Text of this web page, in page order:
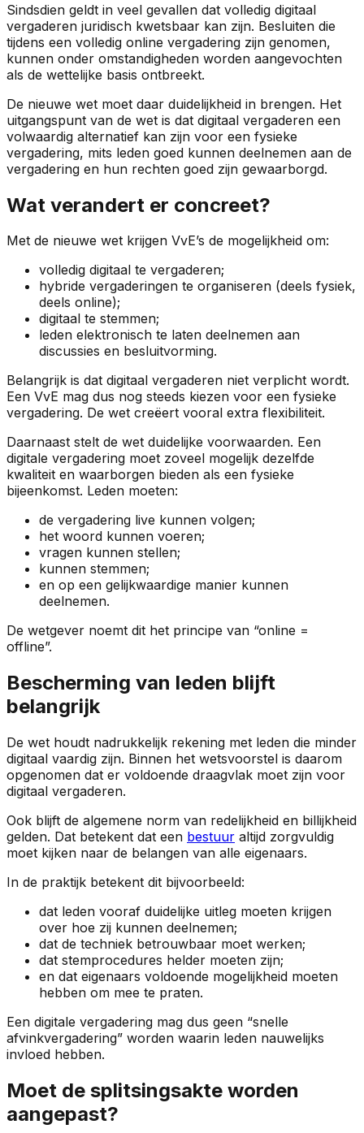
Sindsdien geldt in veel gevallen dat volledig digitaal
vergaderen juridisch kwetsbaar kan zijn. Besluiten die
tijdens een volledig online vergadering zijn genomen,
kunnen onder omstandigheden worden aangevochten
als de wettelijke basis ontbreekt.
De nieuwe wet moet daar duidelijkheid in brengen. Het
uitgangspunt van de wet is dat digitaal vergaderen een
volwaardig alternatief kan zijn voor een fysieke
vergadering, mits leden goed kunnen deelnemen aan de
vergadering en hun rechten goed zijn gewaarborgd.
Wat verandert er concreet?
Met de nieuwe wet krijgen VvE’s de mogelijkheid om:
volledig digitaal te vergaderen;
hybride vergaderingen te organiseren (deels fysiek,
deels online);
digitaal te stemmen;
leden elektronisch te laten deelnemen aan
discussies en besluitvorming.
Belangrijk is dat digitaal vergaderen niet verplicht wordt.
Een VvE mag dus nog steeds kiezen voor een fysieke
vergadering. De wet creëert vooral extra flexibiliteit.
Daarnaast stelt de wet duidelijke voorwaarden. Een
digitale vergadering moet zoveel mogelijk dezelfde
kwaliteit en waarborgen bieden als een fysieke
bijeenkomst. Leden moeten:
de vergadering live kunnen volgen;
het woord kunnen voeren;
vragen kunnen stellen;
kunnen stemmen;
en op een gelijkwaardige manier kunnen
deelnemen.
De wetgever noemt dit het principe van “online =
offline”.
Bescherming van leden blijft
belangrijk
De wet houdt nadrukkelijk rekening met leden die minder
digitaal vaardig zijn. Binnen het wetsvoorstel is daarom
opgenomen dat er voldoende draagvlak moet zijn voor
digitaal vergaderen.
Ook blijft de algemene norm van redelijkheid en billijkheid
gelden. Dat betekent dat een bestuur altijd zorgvuldig
moet kijken naar de belangen van alle eigenaars.
In de praktijk betekent dit bijvoorbeeld:
dat leden vooraf duidelijke uitleg moeten krijgen
over hoe zij kunnen deelnemen;
dat de techniek betrouwbaar moet werken;
dat stemprocedures helder moeten zijn;
en dat eigenaars voldoende mogelijkheid moeten
hebben om mee te praten.
Een digitale vergadering mag dus geen “snelle
afvinkvergadering” worden waarin leden nauwelijks
invloed hebben.
Moet de splitsingsakte worden
aangepast?